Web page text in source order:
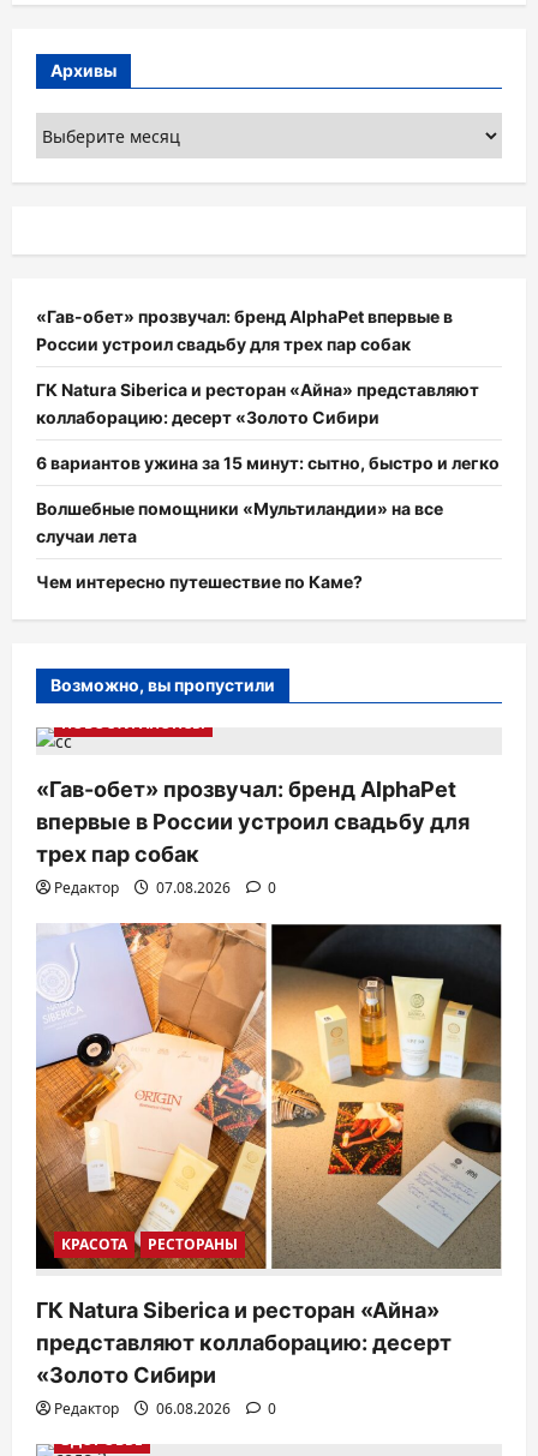
Архивы
Архивы
«Гав-обет» прозвучал: бренд AlphaPet впервые в
России устроил свадьбу для трех пар собак
ГК Natura Siberica и ресторан «Айна» представляют
коллаборацию: десерт «Золото Сибири
6 вариантов ужина за 15 минут: сытно, быстро и легко
Волшебные помощники «Мультиландии» на все
случаи лета
Чем интересно путешествие по Каме?
Возможно, вы пропустили
НОВОСТИ АНОНСЫ
«Гав-обет» прозвучал: бренд AlphaPet
впервые в России устроил свадьбу для
трех пар собак
Редактор 07.08.2026 0
КРАСОТА РЕСТОРАНЫ
ГК Natura Siberica и ресторан «Айна»
представляют коллаборацию: десерт
«Золото Сибири
Редактор 06.08.2026
0
ЗДОРОВЬЕ